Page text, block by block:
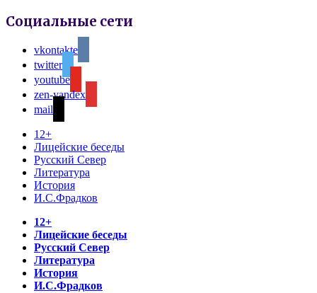
Социальные сети
vkontakte
twitter
youtube
zen-yandex
mail
12+
Лицейские беседы
Русский Север
Литература
История
И.С.Фрадков
12+
Лицейские беседы
Русский Север
Литература
История
И.С.Фрадков